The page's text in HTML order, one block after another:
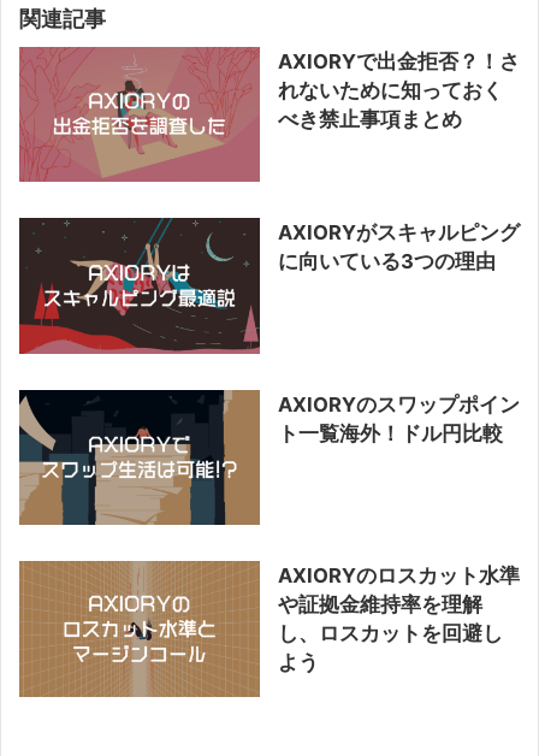
関連記事
AXIORYで出金拒否？！さ
れないために知っておく
べき禁止事項まとめ
AXIORYがスキャルピング
に向いている3つの理由
AXIORYのスワップポイン
ト一覧海外！ドル円比較
AXIORYのロスカット水準
や証拠金維持率を理解
し、ロスカットを回避し
よう